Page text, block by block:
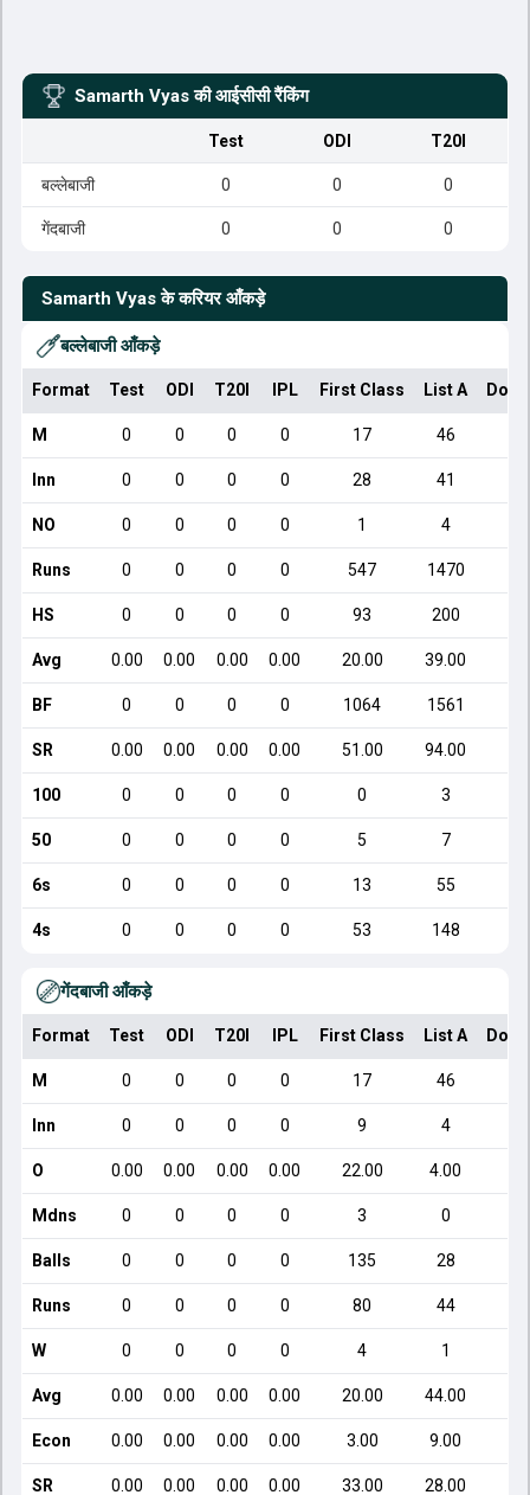
Samarth Vyas की आईसीसी रैंकिंग
Test ODI T20I
बल्लेबाजी 0 0 0
गेंदबाजी 0 0 0
Samarth Vyas के करियर आँकड़े
बल्लेबाजी आँकड़े
Format Test ODI T20I IPL First Class List A
M 0 0 0 0 17 46
Inn 0 0 0 0 28 41
NO 0 0 0 0 1 4
Runs 0 0 0 0 547 1470
HS 0 0 0 0 93 200
Avg 0.00 0.00 0.00 0.00 20.00 39.00
BF 0 0 0 0 1064 1561
SR 0.00 0.00 0.00 0.00 51.00 94.00
100 0 0 0 0 0 3
50 0 0 0 0 5 7
6s 0 0 0 0 13 55
4s 0 0 0 0 53 148
गेंदबाजी आँकड़े
Format Test ODI T20I IPL First Class List A
M 0 0 0 0 17 46
Inn 0 0 0 0 9 4
O 0.00 0.00 0.00 0.00 22.00 4.00
Mdns 0 0 0 0 3 0
Balls 0 0 0 0 135 28
Runs 0 0 0 0 80 44
W 0 0 0 0 4 1
Avg 0.00 0.00 0.00 0.00 20.00 44.00
Econ 0.00 0.00 0.00 0.00 3.00 9.00
SR 0.00 0.00 0.00 0.00 33.00 28.00